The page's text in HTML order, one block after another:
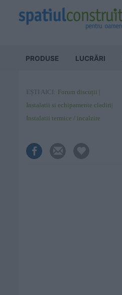
PRODUSE LUCRĂRI
EȘTI AICI:
Forum discuții
Instalatii si echipamente cladiri
Instalatii termice / incalzire